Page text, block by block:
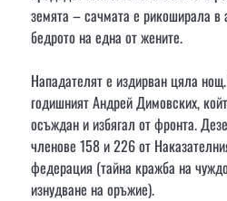
земята – сачмата е рикоширала
бедрото на една от жените.
Нападателят е издирван цяла
годишният Андрей Димовских,
осъждан и избягал от фронта.
членове 158 и 226 от
федерация (тайна кражба на
изнудване на оръжие).